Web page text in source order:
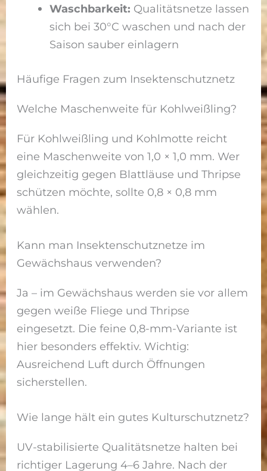
Waschbarkeit: Qualitätsnetze lassen
sich bei 30°C waschen und nach der
Saison sauber einlagern
Häufige Fragen zum Insektenschutznetz
Welche Maschenweite für Kohlweißling?
Für Kohlweißling und Kohlmotte reicht
eine Maschenweite von 1,0 × 1,0 mm. Wer
gleichzeitig gegen Blattläuse und Thripse
schützen möchte, sollte 0,8 × 0,8 mm
wählen.
Kann man Insektenschutznetze im
Gewächshaus verwenden?
Ja – im Gewächshaus werden sie vor allem
gegen weiße Fliege und Thripse
eingesetzt. Die feine 0,8-mm-Variante ist
hier besonders effektiv. Wichtig:
Ausreichend Luft durch Öffnungen
sicherstellen.
Wie lange hält ein gutes Kulturschutznetz?
UV-stabilisierte Qualitätsnetze halten bei
richtiger Lagerung 4–6 Jahre. Nach der